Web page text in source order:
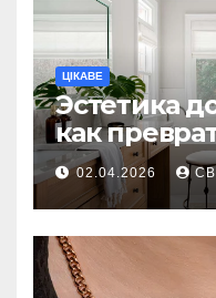
ЦІКАВЕ
Эстетика
как
ритуал
02.04.2026